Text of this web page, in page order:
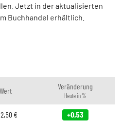
Jetzt in der aktualisierten
Buchhandel erhältlich.
Wert Veränderung
Heute in %
€ +0,53